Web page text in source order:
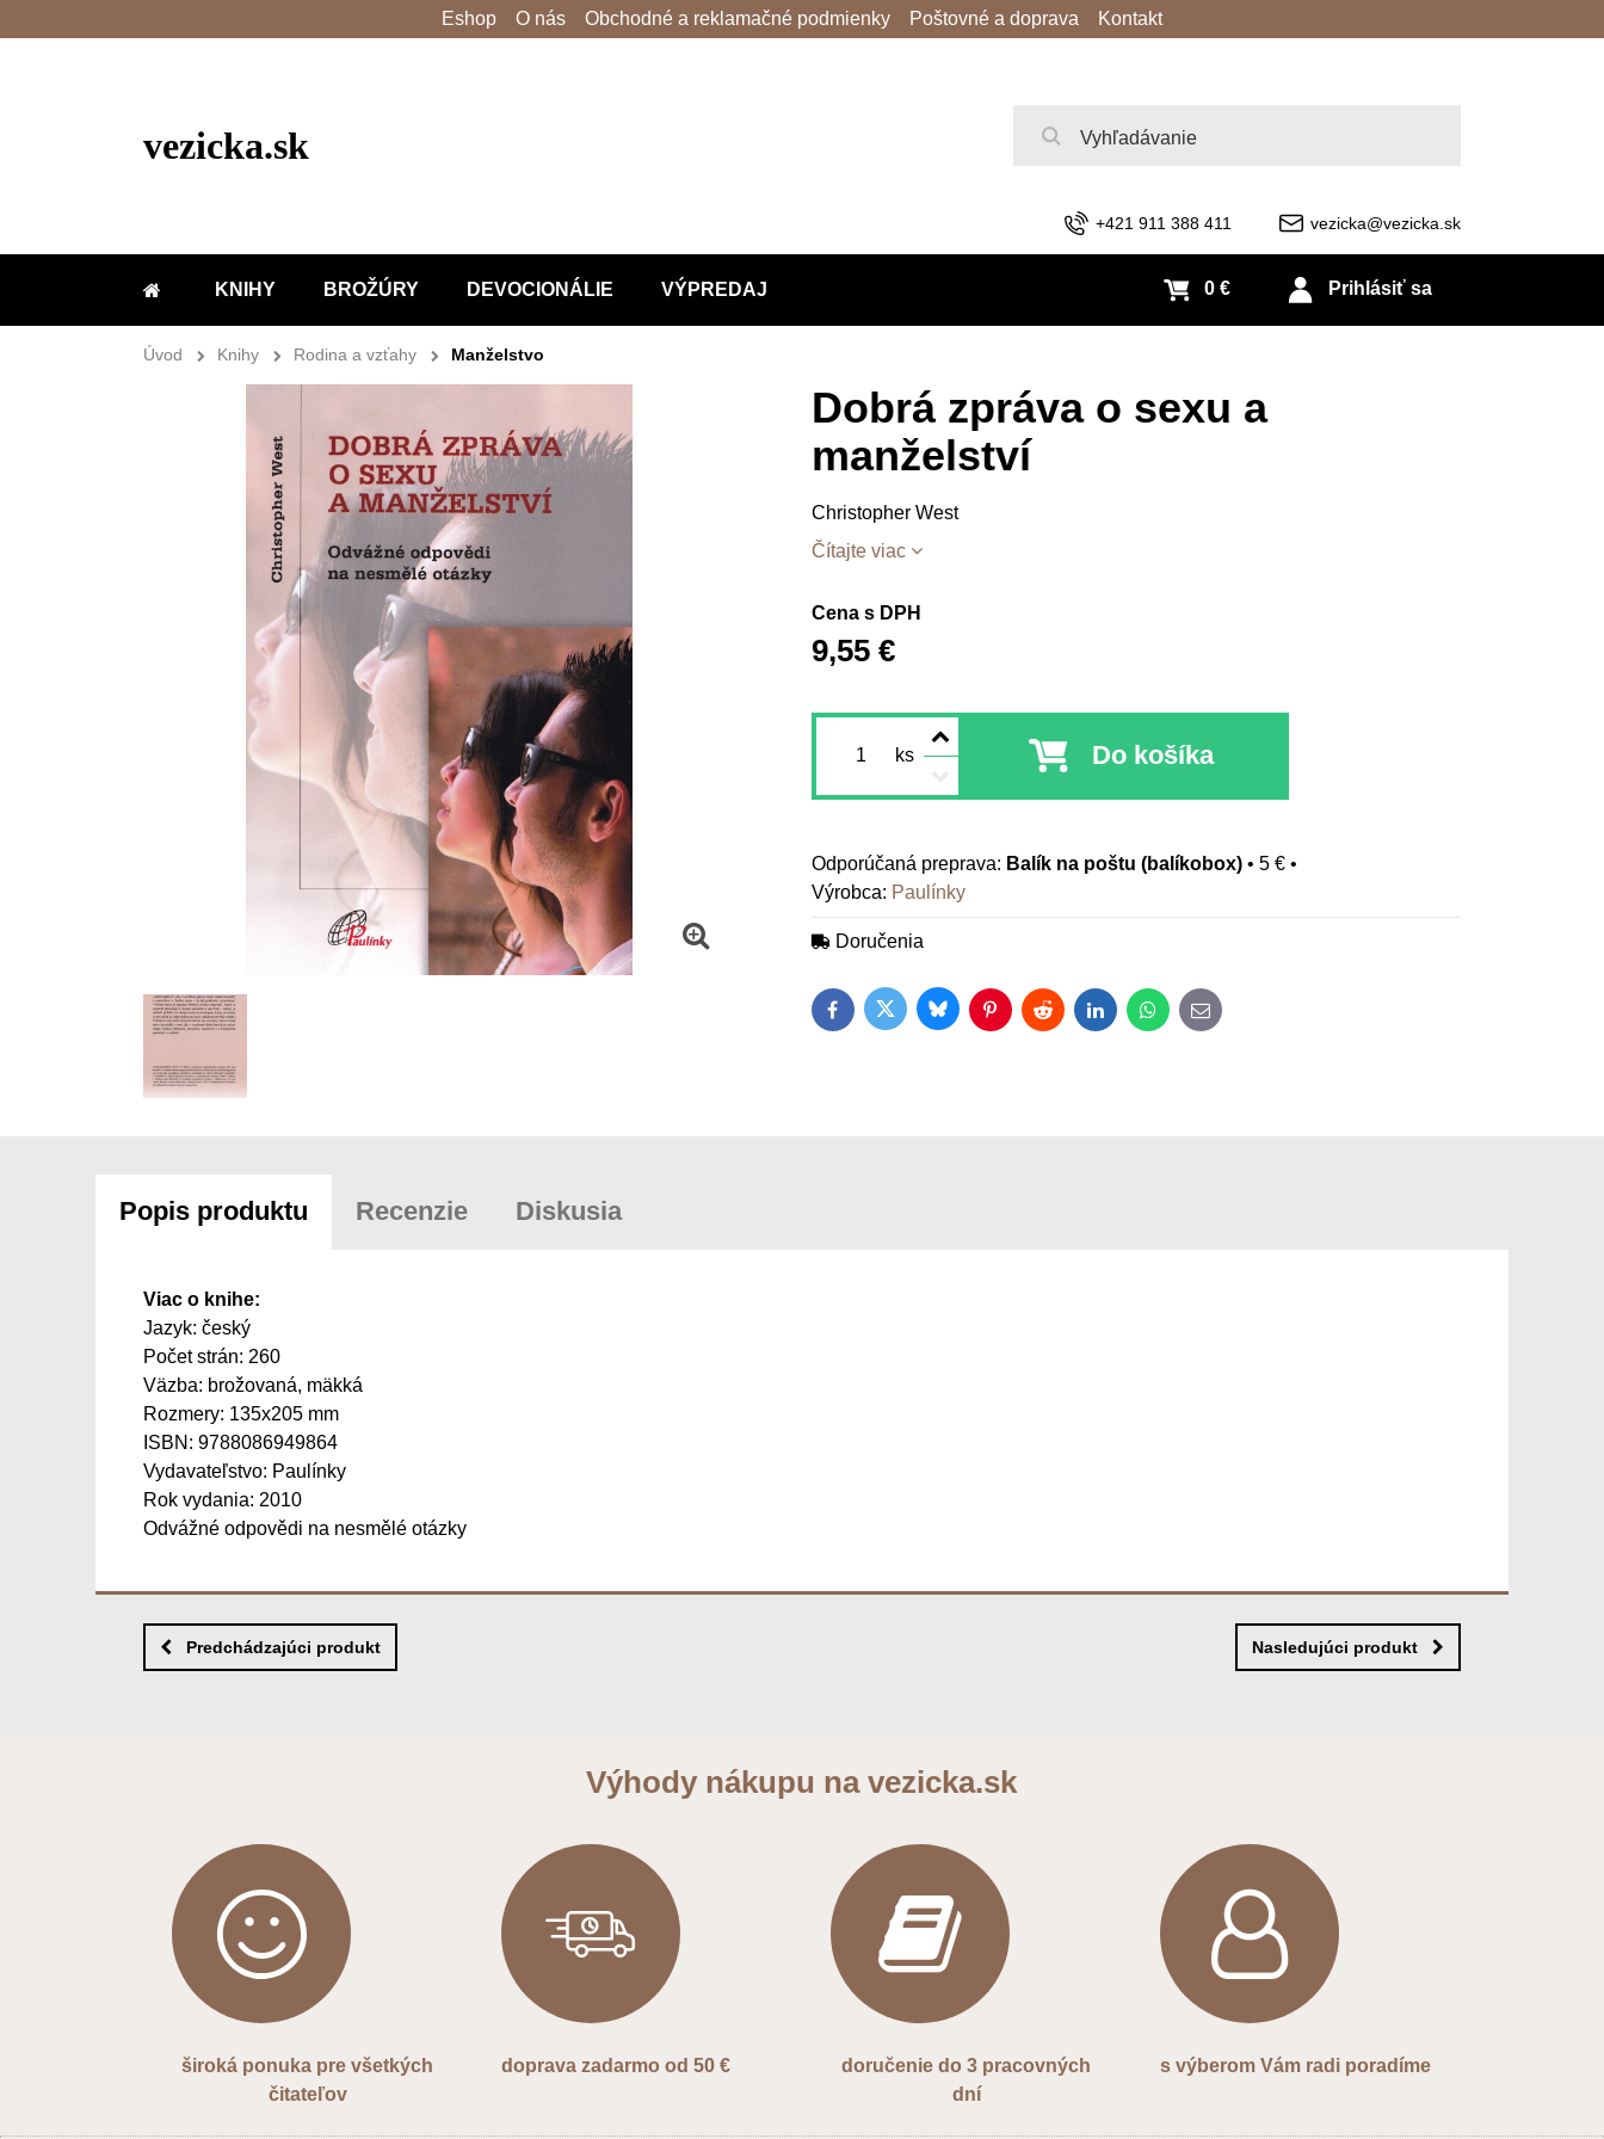
vezicka.sk
DOMOV
KNIHY BROŽÚRY DEVOCIONÁLIE VÝPREDAJ
+421 911 388 411 vezicka@vezicka.sk
Prihlásiť sa
0 €
Eshop O nás Obchodné a reklamačné podmienky Poštovné a doprava Kontakt
Úvod Knihy Rodina a vzťahy Manželstvo
Dobrá zpráva o sexu a
manželství
Christopher West
Čítajte viac
Cena s DPH
9,55 €
ks Do košíka
Balík na poštu (balíkobox) • 5 € •
Výrobca: Paulínky
Doručenia
FacebookTwitterBlueskyPinterestRedditLinkedInWhatsApp
E-mail
Popis produktu Recenzie Diskusia
Viac o knihe:
Jazyk: český
Počet strán: 260
Väzba: brožovaná, mäkká
Rozmery: 135x205 mm
ISBN: 9788086949864
Vydavateľstvo: Paulínky
Rok vydania: 2010
Odvážné odpovědi na nesmělé otázky
Predchádzajúci produkt Nasledujúci produkt
Výhody nákupu na vezicka.sk
široká ponuka pre všetkých
čitateľov
doprava zadarmo od 50 €
doručenie do 3 pracovných
dní
s výberom Vám radi poradíme